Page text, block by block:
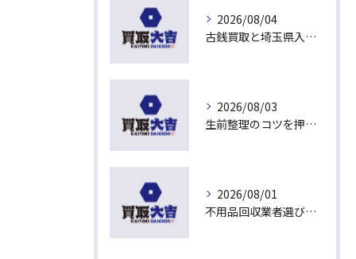
2026/08/04
古銭買取と埼玉県入間市東藤沢でおすすめの査定比較と相場チェックポイント
2026/08/03
生前整理のコツを押さえて埼玉県入間市上藤沢で安心して進める方法
2026/08/01
不用品回収業者選びで失敗しないおすすめの基準と埼玉県入間市東藤沢で安心して依頼するポイント